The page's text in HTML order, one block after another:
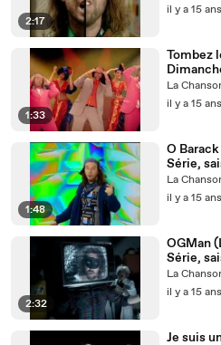
2:17
il y a 15 ans
1:33
Tombez
La
il y a 15 ans
1:48
O
Série,
La
il y a 15 ans
2:32
OGMan
Série,
La
il y a 15 ans
Je suis